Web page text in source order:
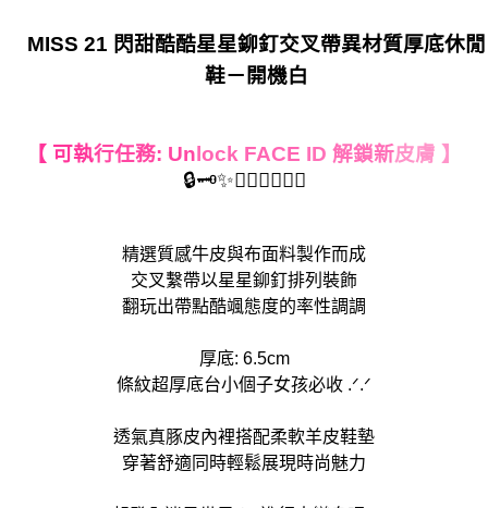
MISS 21 閃甜酷酷星星鉚釘交叉帶異材質厚底休閒
鞋－開機白
【 可執行任務: Unlock FACE ID 解鎖新皮膚 】
🔒🗝️✨🤦‍♀️🙋‍♀️🤷‍♀️
精選質感牛皮與布面料製作而成
交叉繫帶以星星鉚釘排列裝飾
翻玩出帶點酷颯態度的率性調調
厚底: 6.5cm
條紋超厚底台小個子女孩必收 .ᐟ.ᐟ
透氣真豚皮內裡搭配柔軟羊皮鞋墊
穿著舒適同時輕鬆展現時尚魅力